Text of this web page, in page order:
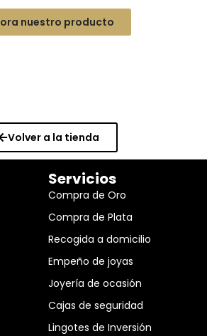
nuestro producto
Volver a la tienda
Servicios
Compra de Oro
Compra de Plata
Recogida a domicilio
Empeño de joyas
Joyería de ocasión
Cajas de seguridad
Lingotes de Inversión